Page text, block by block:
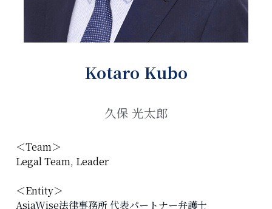
Kotaro Kubo
久保 光太郎
＜Team＞
Legal Team, Leader
＜Entity＞
AsiaWise法律事務所 代表パートナー弁護士